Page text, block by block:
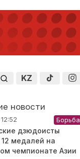
KZ
новости
Борьба
дзюдоисты
12 медалей на
чемпионате Азии